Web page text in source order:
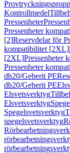
Kontrollmedel
Pressenheter
Pressenheter
[2]Reservdelar för
kompatibilitet [2XL]
[2XL]Pressenheter
Pressenheter
db20/Geberit PE
db20/Geberit PE
Elsvetsverktyg
Elsvetsverktyg
Spegelsvetsverktyg
spegelsvetsverktyg